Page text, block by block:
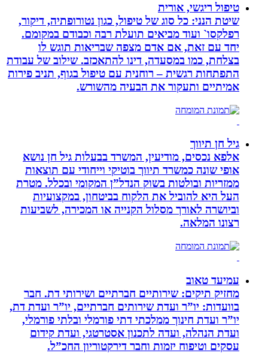
טיפול ריגשי, אורית
שיטת הנני: כל סוג של טיפול, כגון נטורופתיה, דיקור,
רפלקסו` ועוד מביאים תועלת רבה וכבודם במקומם.
יחד עם זאת, אם אדם מצפה שבריאות תוגש לו
בצלחת, כמו במסעדה, דינו להתאכזב. שילוב של עבודת
התפתחות רגשית – רוחנית עם טיפול בגוף, תניב פירות
אמיתיים ותעקור את הבעיה מהשורש.
גיל חן תיווך
אלפא נכסים, מודיעין, המשרד בבעלות גיל חן נושא
אופי שונה כמשרד תיווך בוטיקי וייחודי עם תוצאות
ממזריות ובולטות בשוק הנדל”ן המקומי ובכלל. מטרת
העל היא להוביל את הלקוח בביטחון, במקצועיות
וביושרה לאורך מסלול הקנייה או המכירה, לשביעות
רצונו המלאה.
עמיעד טאוב
מחזיק תיקים: שירותיים חברתיים ושירותי דת. חבר
בוועדות: יו”ר ועדת שירותים חברתיים, יו”ר ועדת דת,
יו”ר ועדת חינוך ממלכתי דתי פורמלי ובלתי פורמלי,
ועדת הנהלה, ועדה לתכנון אסטרטגי, ועדת קידום
עסקים וטיפוח יזמות וחבר דירקטוריון החכ”ל.